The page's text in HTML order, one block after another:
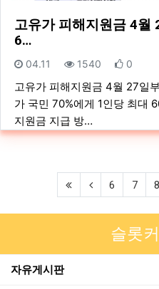
고유가 피해지원금 4월
6…
등록일
04.11 조회
1540 추천
0
고유가 피해지원금 4월 27일
가 국민 70%에게 1인당 최대
지원금 지급 방…
(first)(previous)
6 7 8
슬롯
자유게시판